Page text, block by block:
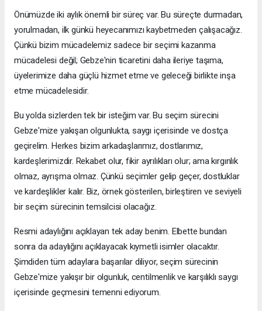
Önümüzde iki aylık önemli bir süreç var. Bu süreçte durmadan,
yorulmadan, ilk günkü heyecanımızı kaybetmeden çalışacağız.
Çünkü bizim mücadelemiz sadece bir seçimi kazanma
mücadelesi değil; Gebze'nin ticaretini daha ileriye taşıma,
üyelerimize daha güçlü hizmet etme ve geleceği birlikte inşa
etme mücadelesidir.
Bu yolda sizlerden tek bir isteğim var. Bu seçim sürecini
Gebze'mize yakışan olgunlukta, saygı içerisinde ve dostça
geçirelim. Herkes bizim arkadaşlarımız, dostlarımız,
kardeşlerimizdir. Rekabet olur, fikir ayrılıkları olur; ama kırgınlık
olmaz, ayrışma olmaz. Çünkü seçimler gelip geçer, dostluklar
ve kardeşlikler kalır. Biz, örnek gösterilen, birleştiren ve seviyeli
bir seçim sürecinin temsilcisi olacağız.
Resmi adaylığını açıklayan tek aday benim. Elbette bundan
sonra da adaylığını açıklayacak kıymetli isimler olacaktır.
Şimdiden tüm adaylara başarılar diliyor, seçim sürecinin
Gebze'mize yakışır bir olgunluk, centilmenlik ve karşılıklı saygı
içerisinde geçmesini temenni ediyorum.